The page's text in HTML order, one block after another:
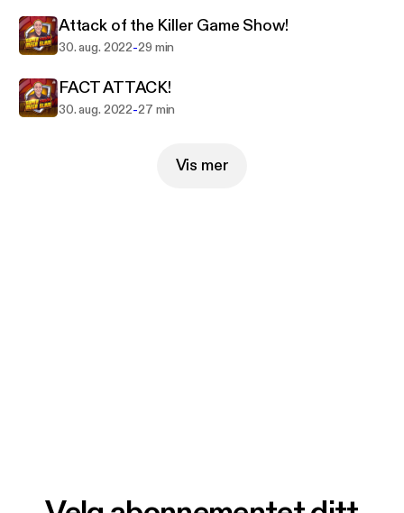
Attack of the Killer Game Show!
30. aug. 2022-29 min
FACT ATTACK!
30. aug. 2022-27 min
Vis mer